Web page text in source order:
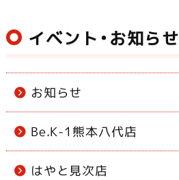
イベント・お知らせ
お知らせ
Be.K-1熊本八代店
はやと見次店